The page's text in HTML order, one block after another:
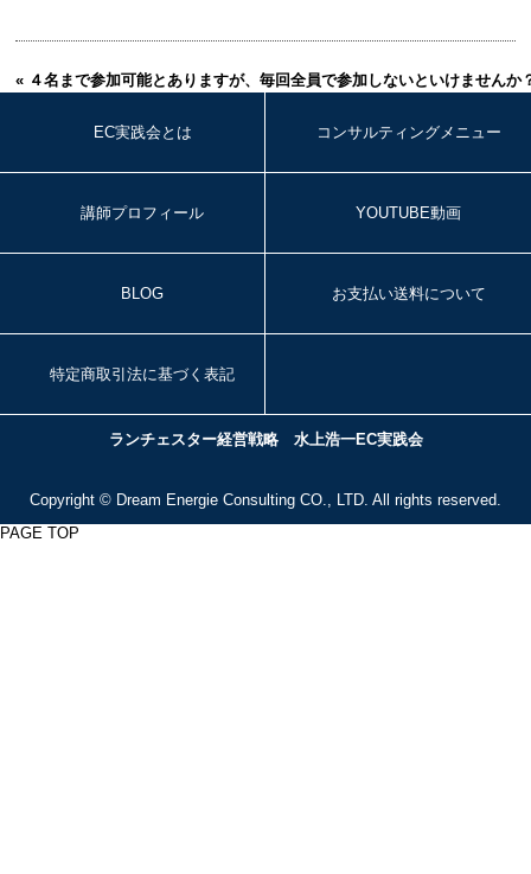
« ４名まで参加可能とありますが、毎回全員で参加しないといけませんか
EC実践会とは コンサルティングメニュー
講師プロフィール YOUTUBE動画
BLOG お支払い送料について
特定商取引法に基づく表記
ランチェスター経営戦略 水上浩一EC実践会
Copyright © Dream Energie Consulting CO., LTD. All rights reserved.
PAGE TOP